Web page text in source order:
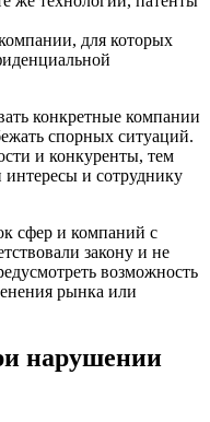
для которых
конкретные компании
спорных ситуаций.
и конкуренты, тем
и сотруднику
сфер и компаний с
закону и не
возможность
рынка или
нарушении